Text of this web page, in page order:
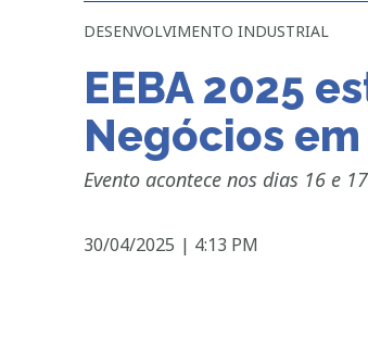
DESENVOLVIMENTO INDUSTRIAL
EEBA 2025
Negócios
Evento acontece nos dias 16 e
30/04/2025 | 4:13 PM